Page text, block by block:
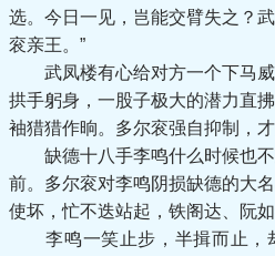
选。今日一见，岂能交臂失之？
衮亲王。”
武凤楼有心给对方一个下马威
拱手躬身，一股子极大的潜力直
袖猎猎作晌。多尔衮强自抑制，才
缺德十八手李鸣什么时候也不
前。多尔衮对李鸣阴损缺德的大
使坏，忙不迭站起，铁阁达、阮
李鸣一笑止步，半揖而止，